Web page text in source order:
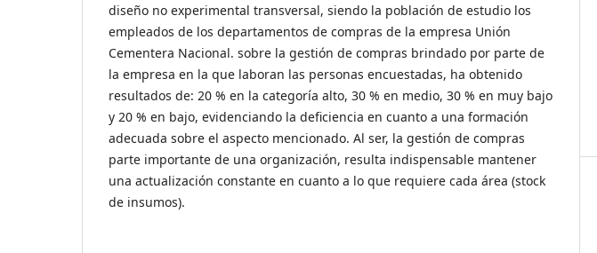
diseño no experimental transversal, siendo la población de estudio los
empleados de los departamentos de compras de la empresa Unión
Cementera Nacional. sobre la gestión de compras brindado por parte de
la empresa en la que laboran las personas encuestadas, ha obtenido
resultados de: 20 % en la categoría alto, 30 % en medio, 30 % en muy bajo
y 20 % en bajo, evidenciando la deficiencia en cuanto a una formación
adecuada sobre el aspecto mencionado. Al ser, la gestión de compras
parte importante de una organización, resulta indispensable mantener
una actualización constante en cuanto a lo que requiere cada área (stock
de insumos).